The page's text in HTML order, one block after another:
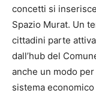
concetti si
Spazio Murat. Un
cittadini parte
dall’hub del
anche un modo
sistema economico